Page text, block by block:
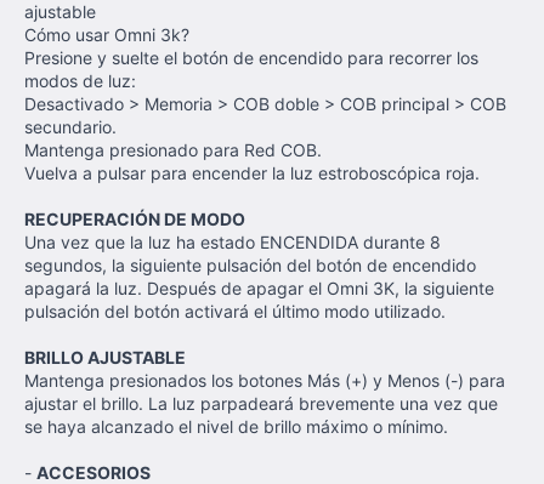
ajustable
Cómo usar Omni 3k?
Presione y suelte el botón de encendido para recorrer los
modos de luz:
Desactivado > Memoria > COB doble > COB principal > COB
secundario.
Mantenga presionado para Red COB.
Vuelva a pulsar para encender la luz estroboscópica roja.
RECUPERACIÓN DE MODO
Una vez que la luz ha estado ENCENDIDA durante 8
segundos, la siguiente pulsación del botón de encendido
apagará la luz. Después de apagar el Omni 3K, la siguiente
pulsación del botón activará el último modo utilizado.
BRILLO AJUSTABLE
Mantenga presionados los botones Más (+) y Menos (-) para
ajustar el brillo. La luz parpadeará brevemente una vez que
se haya alcanzado el nivel de brillo máximo o mínimo.
- ACCESORIOS